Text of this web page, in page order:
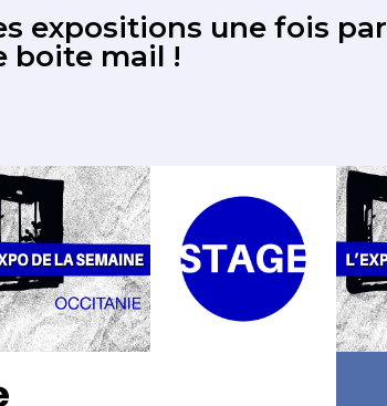
expositions une fois par
boite mail !